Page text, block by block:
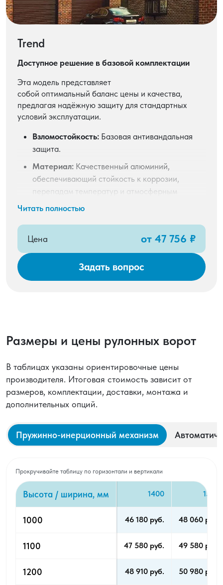
Trend
Доступное решение в базовой комплектации
Эта модель представляет
собой оптимальный баланс цены и качества,
предлагая надёжную защиту для стандартных
условий эксплуатации.
Взломостойкость:Базовая антивандальная
защита.
Материал: Качественный алюминий,
обеспечивающий стойкость к коррозии,
перепадам температур и атмосферным
Палитра цветов:
15 популярных цветовых
решений.
Читать полностью
Цена от 47 756 ₽
Задать вопрос
Размеры и цены рулонных ворот
В таблицах указаны ориентировочные цены
производителя. Итоговая стоимость зависит от
размеров, комплектации, доставки, монтажа и
дополнительных опций.
Пружинно-инерционный механизм
Прокручивайте таблицу по горизонтали и вертикали
Высота / ширина, мм 1400 1500
1000 46 180 pуб. 48 060 pуб.
1100 47 580 pуб. 49 580 pуб.
1200 48 910 pуб. 50 980 pуб.